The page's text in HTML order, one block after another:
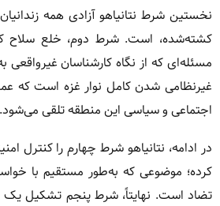
نخستین شرط نتانیاهو آزادی همه
کشته‌شده، است. شرط دوم، خلع سلاح
مسئله‌ای که از نگاه کارشناسان
غیرنظامی شدن کامل نوار غزه است که
اجتماعی و سیاسی این منطقه تلقی می‌شود.
در ادامه، نتانیاهو شرط چهارم را کنترل
کرده؛ موضوعی که به‌طور مستقیم با
تضاد است. نهایتاً، شرط پنجم تشکیل یک